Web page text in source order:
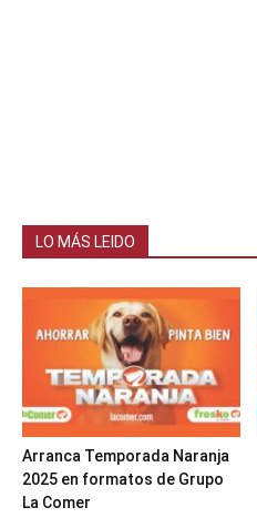
LO MÁS LEIDO
Arranca Temporada Naranja
2025 en formatos de Grupo
La Comer